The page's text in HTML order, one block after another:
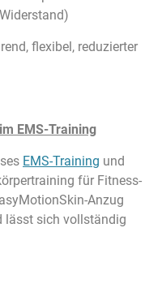
flexibel, reduzierter
EMS-Training
EMS-Training und
für Fitness-
Anzug
lässt sich vollständig